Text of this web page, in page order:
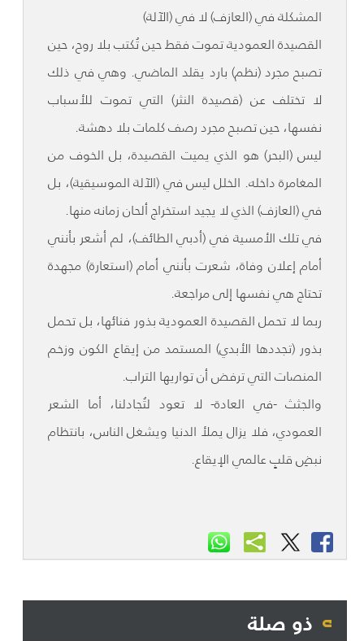
المشكلة في (العازف) لا في (الآلة)
القصيدة العمودية تموت فقط حين تُكتب بلا روح، حين
تصبح مجرد (نظم) بارد يقلد الماضي. وهي في ذلك
لا تختلف عن (قصيدة النثر) التي تموت للأسباب
نفسها، حين تصبح مجرد رصف كلمات بلا دهشة.
ليس (البحر) هو الذي يميت القصيدة، بل الخوف من
المغامرة داخله. الخلل ليس في (الآلة الموسيقية)، بل
في (العازف) الذي لا يجيد استخراج ألحان زمانه منها.
في تلك الأمسية في (أدبي الطائف)، لم أشعر بأنني
أمام إعلان وفاة، شعرت بأنني أمام (استعارة) مجهدة
تحتاج هي نفسها إلى مراجعة.
ربما لا تحمل القصيدة العمودية بذور فنائها، بل تحمل
بذور (تجددها الأبدي) المستمد من إيقاع الكون وزخم
المنصات التي ترفض أن تواريها التراب.
والجثث -في العادة- لا تعود لتُجادلنا، أما الشعر
العمودي، فلا يزال يملأ الدنيا ويشغل الناس، بانتظام
نبضِ قلبٍ عالمي الإيقاع.
ذو صلة